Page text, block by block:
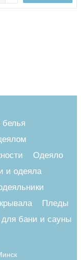
белья
Одеяло
и одеяла
Пледы
бани и сауны